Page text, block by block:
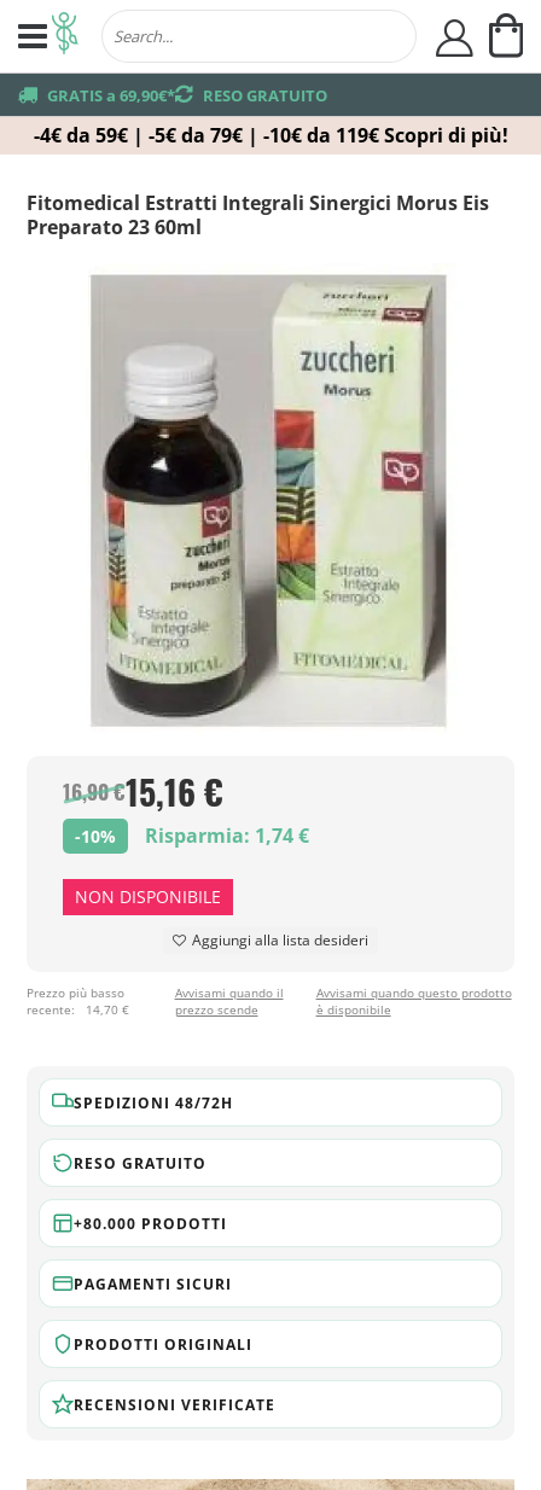
-4€ da 59€ | -5€ da 79€ | -10€ da 119€ Scopri di più!
truck GRATIS a 69,90€*returns RESO GRATUITO
user
Fitomedical Estratti Integrali Sinergici Morus Eis
Preparato 23 60ml
16,90 €15,16 €
-10% Risparmia: 1,74 €
NON DISPONIBILE
Aggiungi alla lista desideri
Prezzo più basso
recente:
14,70 €
Avvisami quando il
prezzo scende
Avvisami quando questo prodotto
è disponibile
SPEDIZIONI 48/72H
RESO GRATUITO
+80.000 PRODOTTI
PAGAMENTI SICURI
PRODOTTI ORIGINALI
RECENSIONI VERIFICATE